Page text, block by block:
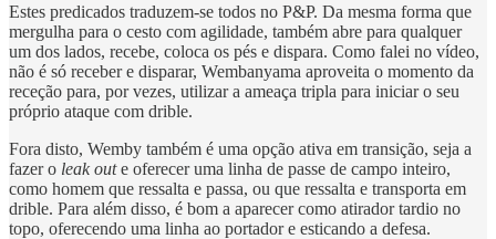
Estes predicados traduzem-se todos no P&P. Da mesma forma que
mergulha para o cesto com agilidade, também abre para qualquer
um dos lados, recebe, coloca os pés e dispara. Como falei no vídeo,
não é só receber e disparar, Wembanyama aproveita o momento da
receção para, por vezes, utilizar a ameaça tripla para iniciar o seu
próprio ataque com drible.
Fora disto, Wemby também é uma opção ativa em transição, seja a
fazer o leak oute oferecer uma linha de passe de campo inteiro,
como homem que ressalta e passa, ou que ressalta e transporta em
drible. Para além disso, é bom a aparecer como atirador tardio no
topo, oferecendo uma linha ao portador e esticando a defesa.